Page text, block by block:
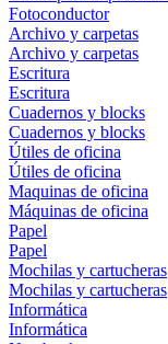
Fotoconductor
Archivo y carpetas
Archivo y carpetas
Escritura
Escritura
Cuadernos y blocks
Cuadernos y blocks
Útiles de oficina
Útiles de oficina
Maquinas de oficina
Máquinas de oficina
Papel
Papel
Mochilas y cartucheras
Mochilas y cartucheras
Informática
Informática